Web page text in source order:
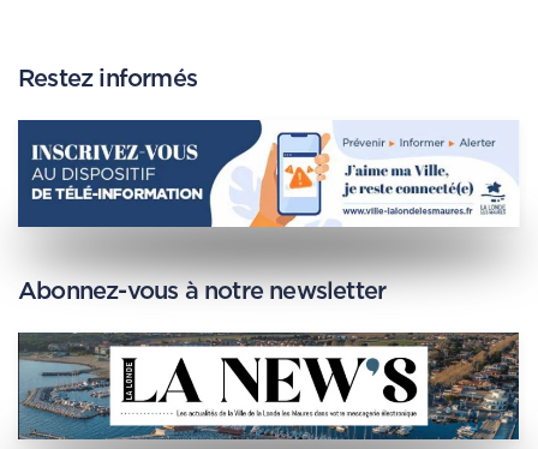
Restez informés
Abonnez-vous à notre newsletter